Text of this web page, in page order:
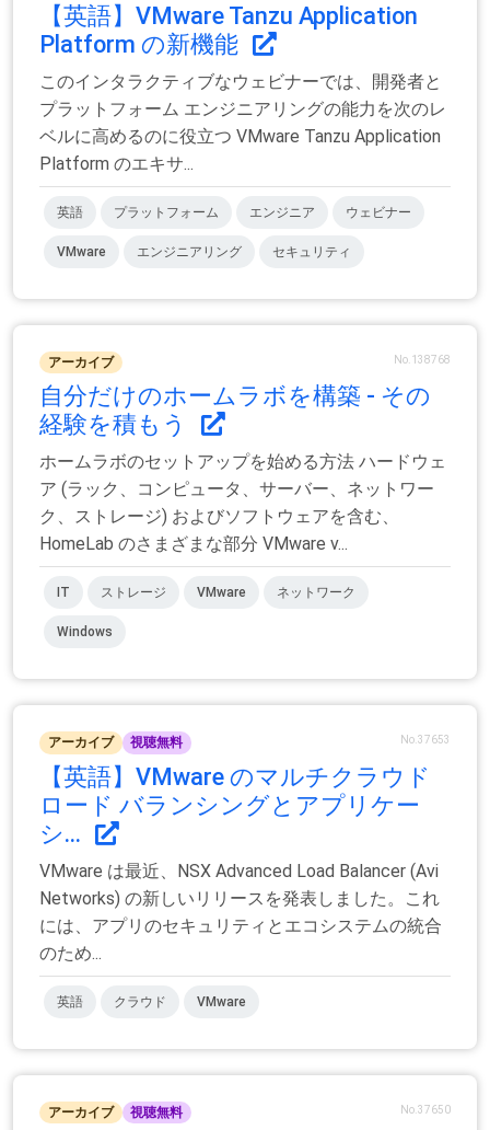
【英語】VMware Tanzu Application
Platform の新機能
このインタラクティブなウェビナーでは、開発者と
プラットフォーム エンジニアリングの能力を次のレ
ベルに高めるのに役立つ VMware Tanzu Application
Platform のエキサ...
英語 プラットフォーム エンジニア ウェビナー
VMware エンジニアリング セキュリティ
アーカイブ No.138768
自分だけのホームラボを構築 - その
経験を積もう
ホームラボのセットアップを始める方法 ハードウェ
ア (ラック、コンピュータ、サーバー、ネットワー
ク、ストレージ) およびソフトウェアを含む、
HomeLab のさまざまな部分 VMware v...
IT ストレージ VMware ネットワーク
Windows
アーカイブ 視聴無料 No.37653
【英語】VMware のマルチクラウド
ロード バランシングとアプリケー
シ...
VMware は最近、NSX Advanced Load Balancer (Avi
Networks) の新しいリリースを発表しました。これ
には、アプリのセキュリティとエコシステムの統合
のため...
英語 クラウド VMware
アーカイブ 視聴無料 No.37650